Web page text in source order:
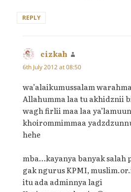
REPLY
cizkah
6th July 2012 at 08:50
wa’alaikumussalam
Allahumma laa tu akhidznii
wagh firlii maa laa
khoirommimmaa
hehe
mba…kayanya banyak salah
gak ngurus KPMI,
itu ada adminnya lagi